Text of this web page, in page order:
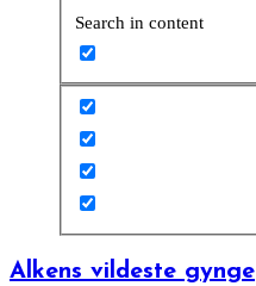
Search in content
Alkens vildeste gynge